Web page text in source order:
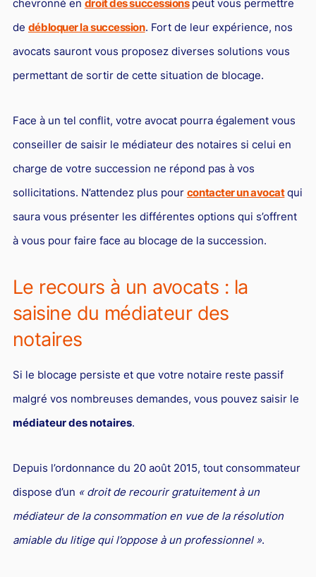
chevronné en droit des successionspeut vous permettre
de débloquer la succession. Fort de leur expérience, nos
avocats sauront vous proposez diverses solutions vous
permettant de sortir de cette situation de blocage.
Face à un tel conflit, votre avocat pourra également vous
conseiller de saisir le médiateur des notaires si celui en
charge de votre succession ne répond pas à vos
sollicitations. N’attendez plus pour contacter un avocatqui
saura vous présenter les différentes options qui s’offrent
à vous pour faire face au blocage de la succession.
Le recours à un avocats : la
saisine du médiateur des
notaires
Si le blocage persiste et que votre notaire reste passif
malgré vos nombreuses demandes, vous pouvez saisir le
médiateur des notaires.
Depuis l’ordonnance du 20 août 2015, tout consommateur
dispose d’un « droit de recourir gratuitement à un
médiateur de la consommation en vue de la résolution
amiable du litige qui l’oppose à un professionnel ».